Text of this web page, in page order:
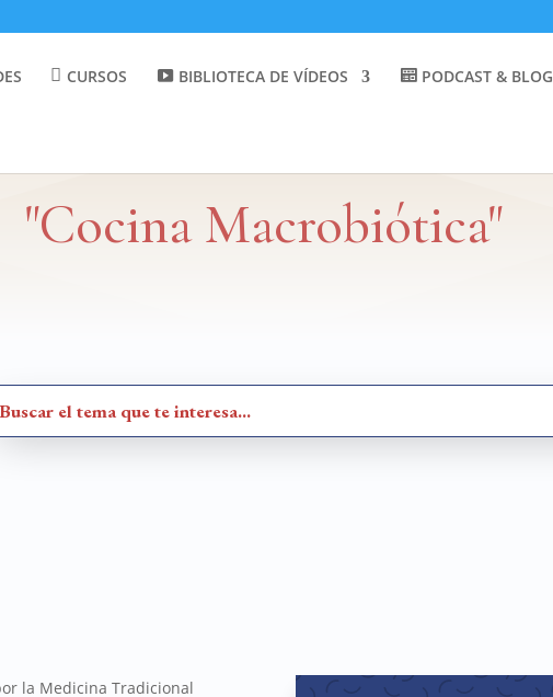
CURSOS BIBLIOTECA DE VÍDEOS PODCAST & BLOG
"Cocina Macrobiótica"
la Medicina Tradicional